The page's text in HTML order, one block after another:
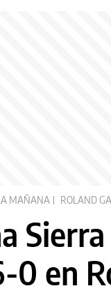
MAÑANA ROLAND
0 en